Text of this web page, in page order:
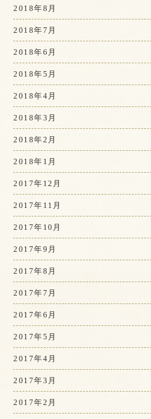
2018年8月
2018年7月
2018年6月
2018年5月
2018年4月
2018年3月
2018年2月
2018年1月
2017年12月
2017年11月
2017年10月
2017年9月
2017年8月
2017年7月
2017年6月
2017年5月
2017年4月
2017年3月
2017年2月